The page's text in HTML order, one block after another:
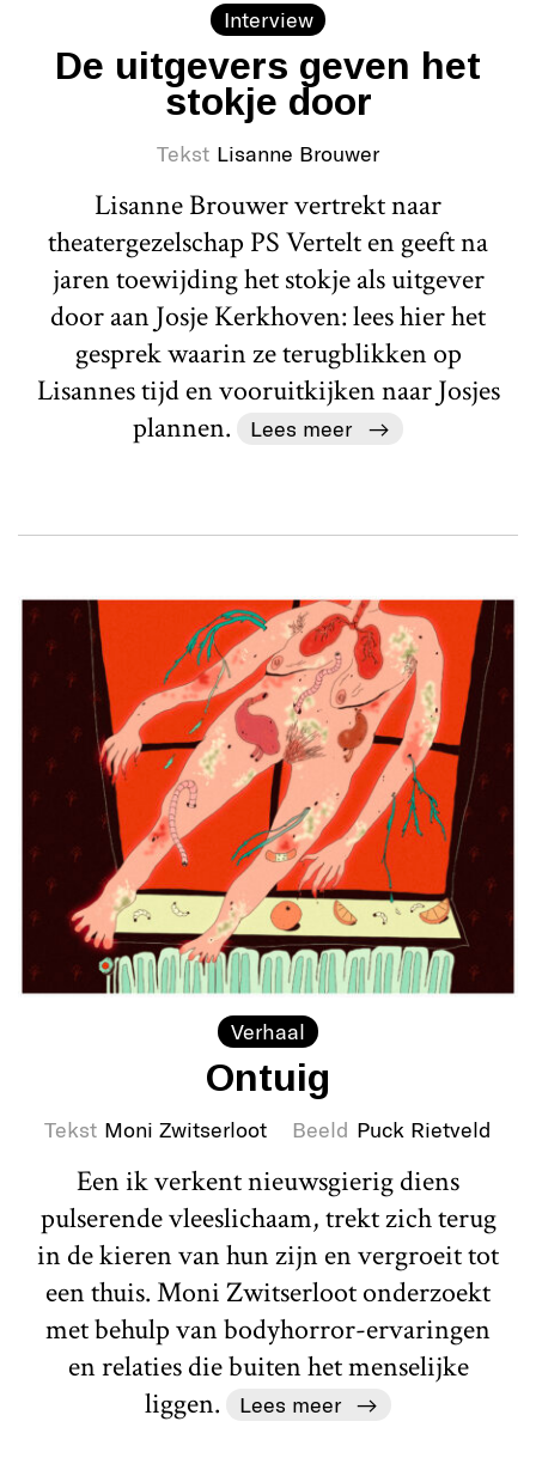
Interview
De uitgevers geven het
stokje door
Tekst Lisanne Brouwer
Lisanne Brouwer vertrekt naar
theatergezelschap PS Vertelt en geeft na
jaren toewijding het stokje als uitgever
door aan Josje Kerkhoven: lees hier het
gesprek waarin ze terugblikken op
Lisannes tijd en vooruitkijken naar Josjes
plannen.
Lees meer
Verhaal
Ontuig
Tekst Moni Zwitserloot Beeld Puck Rietveld
Een ik verkent nieuwsgierig diens
pulserende vleeslichaam, trekt zich terug
in de kieren van hun zijn en vergroeit tot
een thuis. Moni Zwitserloot onderzoekt
met behulp van bodyhorror-ervaringen
en relaties die buiten het menselijke
liggen.
Lees meer